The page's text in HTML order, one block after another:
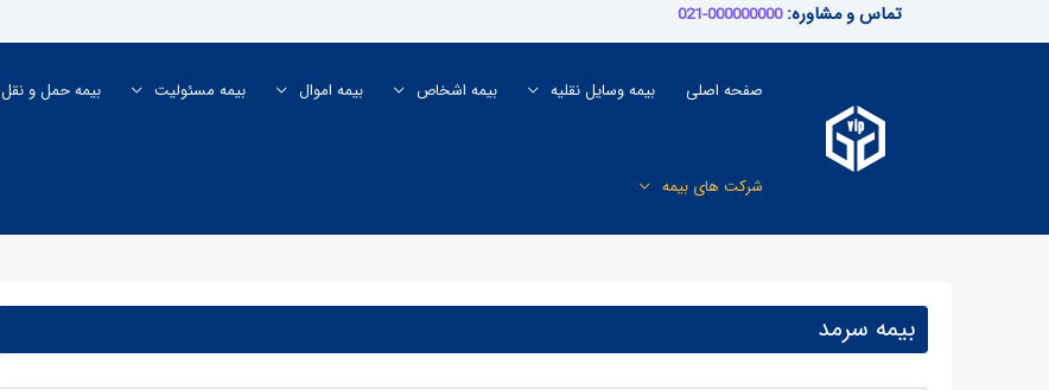
به
تماس و مشاوره:000000000-021
صفحه اصلی بیمه وسایل نقلیه بیمه اشخاص بیمه اموال بیمه مسئولیت بیمه حمل و نقل
شرکت های بیمه
بیمه سرمد